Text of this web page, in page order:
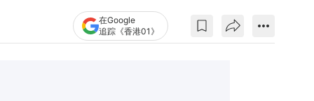
在Google
追踪《香港01》